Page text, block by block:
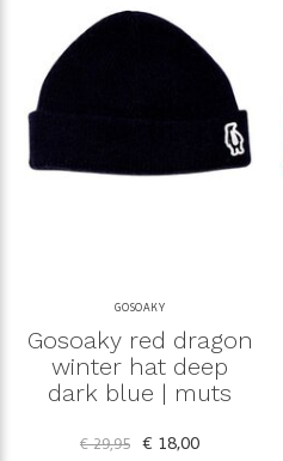
GOSOAKY
Gosoaky red dragon
winter hat deep
dark blue | muts
€ 29,95 € 18,00